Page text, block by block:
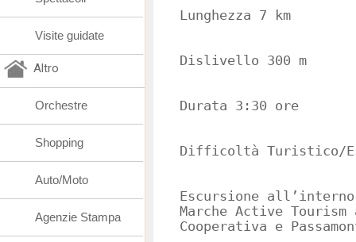
Lunghezza 7 km
Dislivello 300 m
Durata 3:30 ore
Difficoltà Turistico/
Escursione
Marche Active
Cooperativa e
Visite guidate
Altro
Orchestre
Shopping
Auto/Moto
Agenzie Stampa